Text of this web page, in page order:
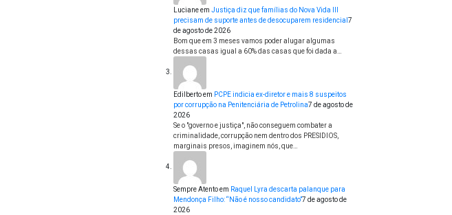
Lucianeem Justiça diz que famílias do Nova Vida III
precisam de suporte antes de desocuparem residencial 7
de agosto de 2026
Bom que em 3 meses vamos poder alugar algumas
dessas casas igual a 60% das casas que foi dada a…
Edilbertoem PCPE indicia ex-diretor e mais 8 suspeitos
por corrupção na Penitenciária de Petrolina7 de agosto de
2026
Se o "governo e justiça", não conseguem combater a
criminalidade, corrupção nem dentro dos PRESIDIOS,
marginais presos, imaginem nós, que…
Sempre Atentoem Raquel Lyra descarta palanque para
Mendonça Filho: “Não é nosso candidato”7 de agosto de
2026